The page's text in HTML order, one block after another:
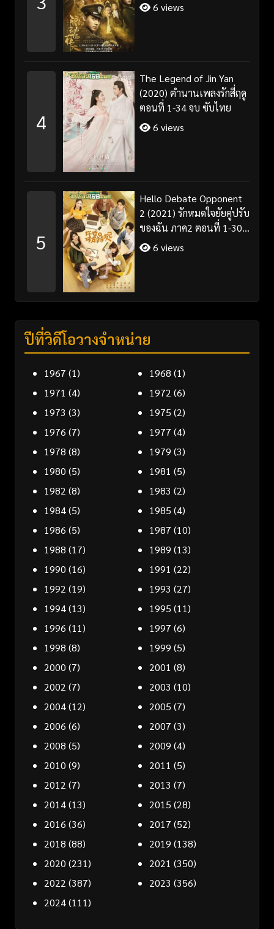
6 views
4
The Legend of Jin Yan
(2020) ตำนานเพลงรักสี่ฤดู
ตอนที่ 1-34 จบ ซับไทย
6 views
5
Hello Debate Opponent
2 (2021) รักหมดใจยัยคู่ปรับ
ของฉัน ภาค2 ตอนที่ 1-30
จบ ซับไทย
6 views
ปีที่วิดีโอวางจำหน่าย
1967 (1) 1968 (1)
1971 (4) 1972 (6)
1973 (3) 1975 (2)
1976 (7) 1977 (4)
1978 (8) 1979 (3)
1980 (5) 1981 (5)
1982 (8) 1983 (2)
1984(5) 1985 (4)
1986 (5) 1987 (10)
1988 (17) 1989 (13)
1990 (16) 1991 (22)
1992 (19) 1993 (27)
1994(13) 1995 (11)
1996 (11) 1997 (6)
1998 (8) 1999 (5)
2000 (7) 2001 (8)
2002 (7) 2003 (10)
2004(12) 2005 (7)
2006 (6) 2007 (3)
2008 (5) 2009 (4)
2010 (9) 2011 (5)
2012 (7) 2013 (7)
2014(13) 2015 (28)
2016 (36) 2017 (52)
2018 (88) 2019 (138)
2020 (231) 2021 (350)
2022 (387) 2023 (356)
2024(111)